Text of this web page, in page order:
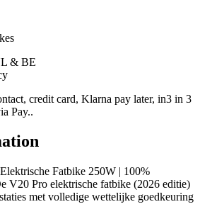
& BE
credit card, Klarna pay later, in3 in 3
Pay..
Fatbike 250W | 100%
V20 Pro elektrische fatbike (2026 editie)
met volledige wettelijke goedkeuring